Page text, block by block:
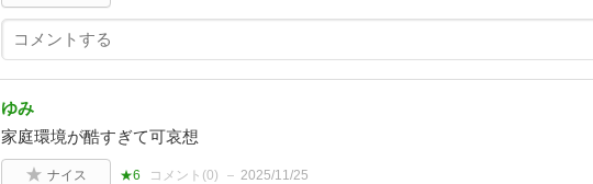
ゆみ
家庭環境が酷すぎて可哀想
ナイス ★6 コメント(0) 2025/11/25